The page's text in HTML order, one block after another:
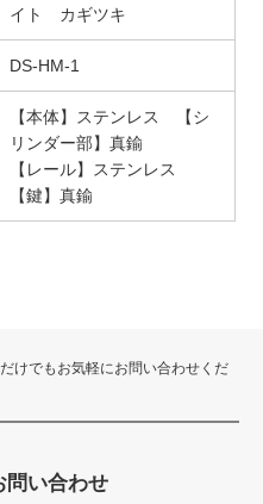
イト カギツキ
DS-HM-1
【本体】ステンレス 【シ
リンダー部】真鍮
【レール】ステンレス
【鍵】真鍮
けでもお気軽にお問い合わせくだ
問い合わせ